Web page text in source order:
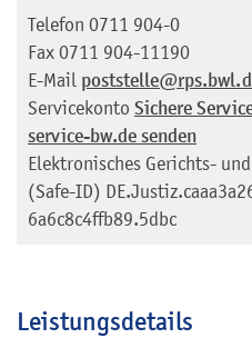
Telefon 0711 904-0
Fax 0711 904-11190
E-Mail
Servicekonto Sichere
service-bw.de senden
Elektronisches Gerichts-
(Safe-ID)
6a6c8c4ffb89.5dbc
Leistungsdetails